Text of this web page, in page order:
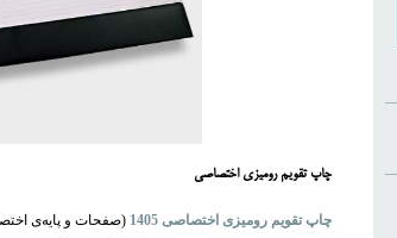
چاپ تقویم رومیزی اختصاصی
چاپ تقویم رومیزی اختصاصی 1405
(صفحات و پایه‌ی